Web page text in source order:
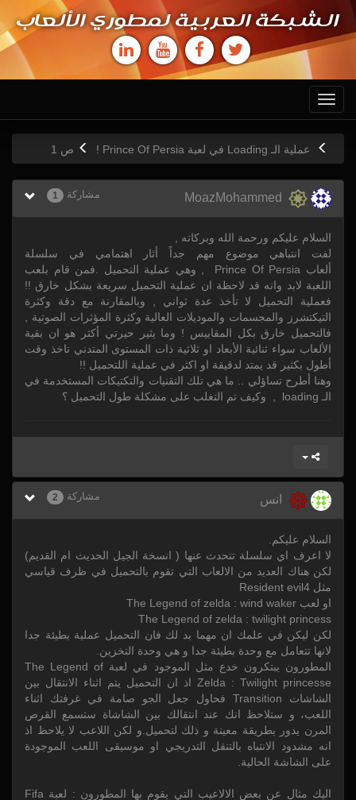
الشبكة العربية لمطوري الألعاب
Toggle
navigation
عملية الـ Loading في لعبة Prince Of Persia ! ص
مشاركة 1
السلام عليكم ورحمة الله وبركاته ,
لفت انتباهي موضوع مهم جداً أثار اهتمامي في سلسلة
ألعاب Prince Of Persia , وهي عملية التحميل .فمن قام بلعب
اللعبة لابد وانه قد لاحظة ان عملية التحميل سريعة بشكل خارق !!
فعملية التحميل لا تأخذ عدة ثواني , وبالمقارنة مع دقة وكثرة
التيكتشرز والمجسمات والموديلات العالية وكثرة المؤثرات الصوتية ,
فالتحميل خارق بكل المقاييس ! وما يثير حيرتي أكثر هو ان بقية
الألعاب سواء ثنائية الأبعاد او ثلاثية ذات المستوى المتدني تاخذ وقت
أطول بكثير قد يمتد لدقيقة او اكثر في عملية اللتحميل !!
وهنا أطرح تساؤلي .. ما هي تلك التقنيات والتكتيكات المستخدمة في
الـ loading , وكيف تم التغلب على مشكلة طول التحميل ؟
انس مشاركة 2
السلام عليكم.
لا اعرف اي سلسلة تتحدث عنها ( انسخة الجيل الحديث ام القديم)
لكن هناك العديد من الالعاب التي تقوم بالتحميل في ظرف قياسي
مثل Resident evil4
او لعب The Legend of zelda : wind waker
The Legend of zelda : twilight princess
لكن ليكن في علمك ان مهما بد لك فان التحميل عملية بطيئة جدا
لانها تتعامل مع وحدة بطيئة جدا و هي وحدة التخزين.
المطورون يبتكرون خدع مثل الموجود في لعبة The Legend of
Zelda : Twilight princesse اذ ان التحميل يتم اثناء الانتقال بين
الشاشات Transition فحاول جعل الجو صامة في غرفتك اثناء
اللعب، و ستلاحظ انك عند انتقالك بين الشاشاة ستسمع القرص
المرن يدور بطريقة معينة و ذلك لتحميل.و لكن اللاعب لا يلاحظ اذ
انه مشدود الانتباه بالتنقل التدريجي او موسيقى اللعب الموجودة
على الشاشة الحالية.
اليك مثال عن بعض الالاعيب التي يقوم بها المطورون : لعبة Fifa